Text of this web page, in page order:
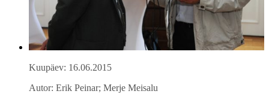
Kuupäev: 16.06.2015
Autor: Erik Peinar; Merje Meisalu